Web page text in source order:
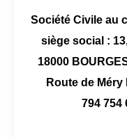
Société Civile au
siège social :
18000
Route de Méry
794 754